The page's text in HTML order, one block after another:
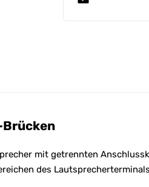
Brücken
mit getrennten
des